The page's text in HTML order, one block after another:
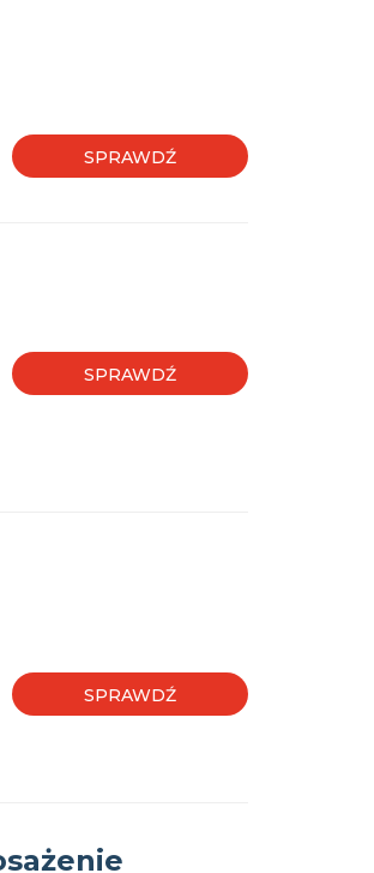
SPRAWDŹ
SPRAWDŹ
SPRAWDŹ